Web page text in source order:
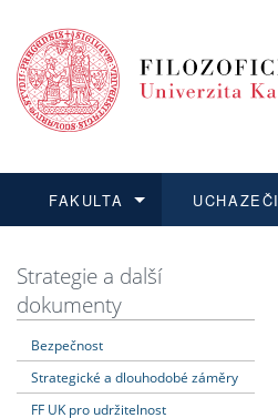
FAKULTA
Dozvědět se více
UCHAZEČI
Podat přihlášku
Dozvědět se více
Dozvědět se více
Dozvědět se více
Strategie a další
dokumenty
Bezpečnost
Strategické a dlouhodobé záměry
FF UK pro udržitelnost